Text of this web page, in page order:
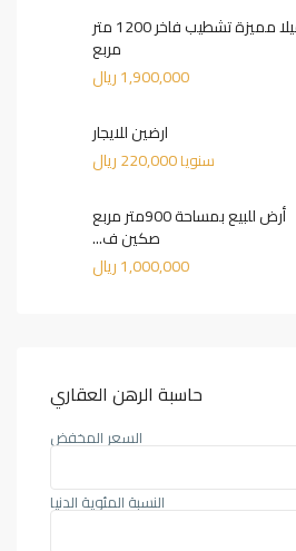
فيلا مميزة تشطيب فاخر 1200 متر
مربع
1,900,000 ريال
ارضين للايجار
سنويا
أرض للبيع بمساحة 900متر مربع
صكين ف...
1,000,000 ريال
حاسبة الرهن العقاري
السعر المخفض
النسبة المئوية الدنيا